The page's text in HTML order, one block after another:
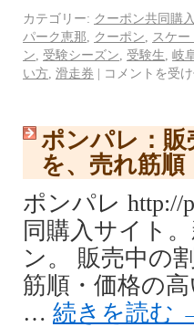
カテゴリー: クーポン共同購
パーク恵那
クーポン スケー
ン
受験シーズン 受験生 岐
い方 滑走券 | コメントを受
ポンパレ：販
を、売れ筋
ポンパレ http://
同購入サイト
ン。 販売中の
筋順・価格の
… 続きを読む